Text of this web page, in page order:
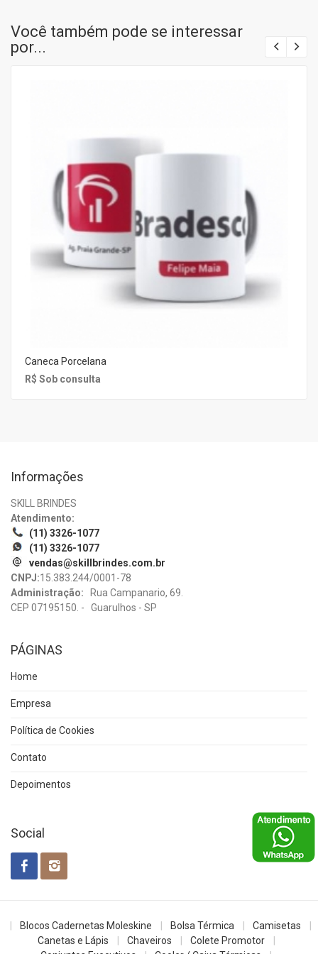
Você também pode se interessar
por...
Caneca Porcelana
R$ Sob consulta
Informações
SKILL BRINDES
Atendimento:
(11) 3326-1077
(11) 3326-1077
vendas@skillbrindes.com.br
CNPJ:15.383.244/0001-78
Administração: Rua Campanario, 69.
CEP 07195150. - Guarulhos - SP
PÁGINAS
Home
Empresa
Política de Cookies
Contato
Depoimentos
Social
Blocos Cadernetas Moleskine Bolsa Térmica
Camisetas
Canetas e Lápis
Chaveiros
Colete Promotor